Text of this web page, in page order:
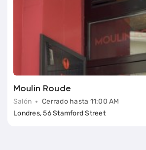
Moulin Roude
Salón
Cerrado hasta 11:00 AM
Londres, 56 Stamford Street